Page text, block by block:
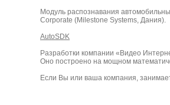
Модуль распознавания
Corporate (Milestone Systems, Дания).
AutoSDK
Разработки компании «Видео
Оно построено на мощном
Если Вы или ваша компания,